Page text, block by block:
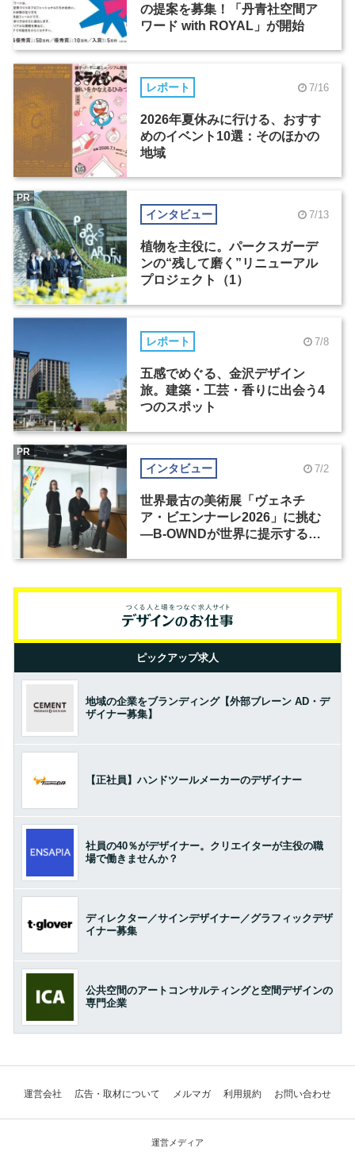
の提案を募集！「丹青社空間ア
ワード with ROYAL」が開始
レポート 7/16
2026年夏休みに行ける、おすす
めのイベント10選：そのほかの
地域
インタビュー 7/13
植物を主役に。パークスガーデ
ンの“残して磨く”リニューアル
プロジェクト（1）
PR
レポート 7/8
五感でめぐる、金沢デザイン
旅。建築・工芸・香りに出会う4
つのスポット
インタビュー 7/2
世界最古の美術展「ヴェネチ
ア・ビエンナーレ2026」に挑む
―B-OWNDが世界に提示する美
PR
ピックアップ求人
地域の企業をブランディング【外部ブレーン AD・デ
ザイナー募集】
【正社員】ハンドツールメーカーのデザイナー
社員の40％がデザイナー。クリエイターが主役の職
場で働きませんか？
ディレクター／サインデザイナー／グラフィックデザ
イナー募集
公共空間のアートコンサルティングと空間デザインの
専門企業
運営会社 広告・取材について メルマガ 利用規約 お問い合わせ
運営メディア